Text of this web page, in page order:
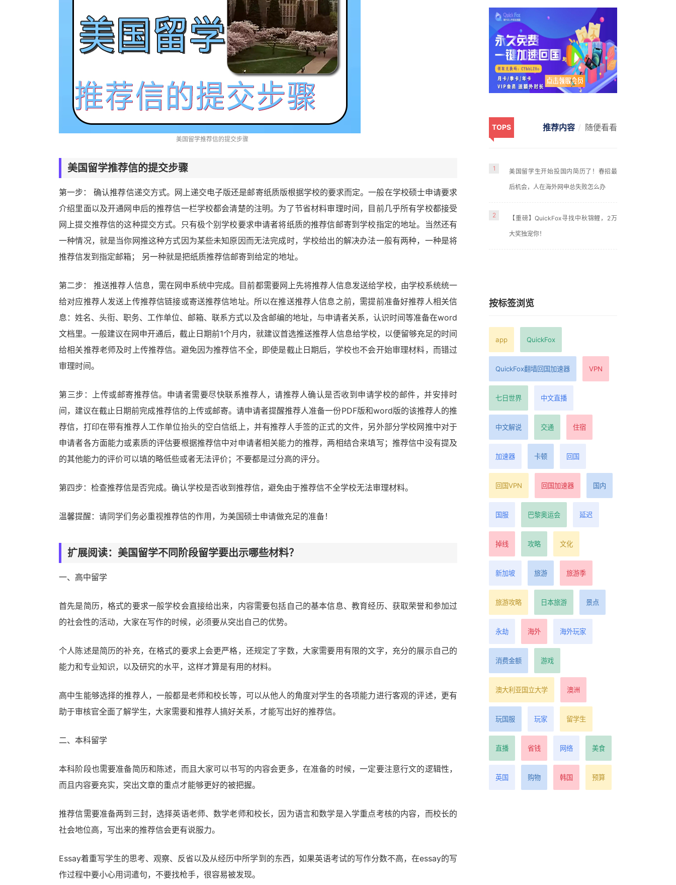
美国留学推荐信的提交步骤
美国留学推荐信的提交步骤
第一步： 确认推荐信递交方式。网上递交电子版还是邮寄纸质版根据学校的要求而定。一般在学校硕士申请要求
介绍里面以及开通网申后的推荐信一栏学校都会清楚的注明。为了节省材料审理时间，目前几乎所有学校都接受
网上提交推荐信的这种提交方式。只有极个别学校要求申请者将纸质的推荐信邮寄到学校指定的地址。当然还有
一种情况，就是当你网推这种方式因为某些未知原因而无法完成时，学校给出的解决办法一般有两种，一种是将
推荐信发到指定邮箱； 另一种就是把纸质推荐信邮寄到给定的地址。
第二步： 推送推荐人信息，需在网申系统中完成。目前都需要网上先将推荐人信息发送给学校，由学校系统统一
给对应推荐人发送上传推荐信链接或寄送推荐信地址。所以在推送推荐人信息之前，需提前准备好推荐人相关信
息：姓名、头衔、职务、工作单位、邮箱、联系方式以及含邮编的地址，与申请者关系，认识时间等准备在word
文档里。一般建议在网申开通后，截止日期前1个月内，就建议首选推送推荐人信息给学校，以便留够充足的时间
给相关推荐老师及时上传推荐信。避免因为推荐信不全，即使是截止日期后，学校也不会开始审理材料，而错过
审理时间。
第三步：上传或邮寄推荐信。申请者需要尽快联系推荐人，请推荐人确认是否收到申请学校的邮件，并安排时
间，建议在截止日期前完成推荐信的上传或邮寄。请申请者提醒推荐人准备一份PDF版和word版的该推荐人的推
荐信，打印在带有推荐人工作单位抬头的空白信纸上，并有推荐人手签的正式的文件，另外部分学校网推中对于
申请者各方面能力或素质的评估要根据推荐信中对申请者相关能力的推荐，两相结合来填写；推荐信中没有提及
的其他能力的评价可以填的略低些或者无法评价；不要都是过分高的评分。
第四步：检查推荐信是否完成。确认学校是否收到推荐信，避免由于推荐信不全学校无法审理材料。
温馨提醒：请同学们务必重视推荐信的作用，为美国硕士申请做充足的准备！
扩展阅读：美国留学不同阶段留学要出示哪些材料？
一、高中留学
首先是简历，格式的要求一般学校会直接给出来，内容需要包括自己的基本信息、教育经历、获取荣誉和参加过
的社会性的活动，大家在写作的时候，必须要从突出自己的优势。
个人陈述是简历的补充，在格式的要求上会更严格，还规定了字数，大家需要用有限的文字，充分的展示自己的
能力和专业知识，以及研究的水平，这样才算是有用的材料。
高中生能够选择的推荐人，一般都是老师和校长等，可以从他人的角度对学生的各项能力进行客观的评述，更有
助于审核官全面了解学生，大家需要和推荐人搞好关系，才能写出好的推荐信。
二、本科留学
本科阶段也需要准备简历和陈述，而且大家可以书写的内容会更多，在准备的时候，一定要注意行文的逻辑性，
而且内容要充实，突出文章的重点才能够更好的被把握。
推荐信需要准备两到三封，选择英语老师、数学老师和校长，因为语言和数学是入学重点考核的内容，而校长的
社会地位高，写出来的推荐信会更有说服力。
Essay着重写学生的思考、观察、反省以及从经历中所学到的东西，如果英语考试的写作分数不高，在essay的写
作过程中要小心用词遣句，不要找枪手，很容易被发现。
TOPS 推荐内容 随便看看
1 美国留学生开始投国内简历了！春招最
后机会，人在海外网申总失败怎么办
2 【重磅】QuickFox寻找中秋锦鲤，2万
大奖独宠你！
按标签浏览
app QuickFox
QuickFox翻墙回国加速器 VPN
七日世界 中文直播
中文解说 交通 住宿
加速器 卡顿 回国
回国VPN 回国加速器 国内
国服 巴黎奥运会 延迟
掉线 攻略 文化
新加坡 旅游 旅游季
旅游攻略 日本旅游 景点
永劫 海外 海外玩家
消费金额 游戏
澳大利亚国立大学 澳洲
玩国服 玩家 留学生
直播 省钱 网络 美食
英国 购物 韩国 预算